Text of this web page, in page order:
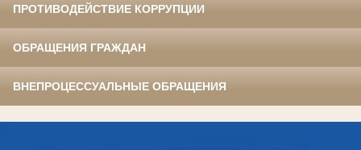
ПРОТИВОДЕЙСТВИЕ КОРРУПЦИИ
ОБРАЩЕНИЯ ГРАЖДАН
ВНЕПРОЦЕССУАЛЬНЫЕ ОБРАЩЕНИЯ